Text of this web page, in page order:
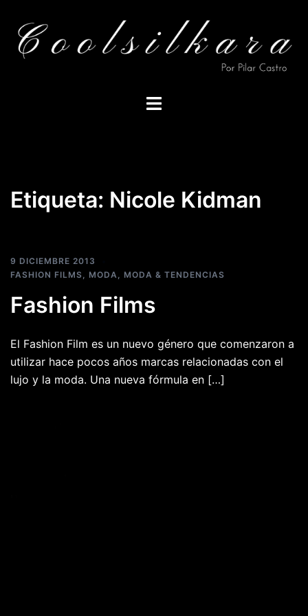
contenido
Alternar
Etiqueta: Nicole Kidman
9 DICIEMBRE 2013
FASHION FILMS , MODA, MODA & TENDENCIAS
Fashion Films
El Fashion Film es un nuevo género que comenzaron a
utilizar hace pocos años marcas relacionadas con el
lujo y la moda. Una nueva fórmula en […]